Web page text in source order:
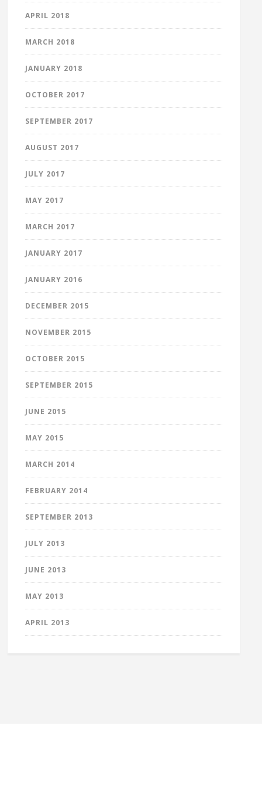
APRIL 2018
MARCH 2018
JANUARY 2018
OCTOBER 2017
SEPTEMBER 2017
AUGUST 2017
JULY 2017
MAY 2017
MARCH 2017
JANUARY 2017
JANUARY 2016
DECEMBER 2015
NOVEMBER 2015
OCTOBER 2015
SEPTEMBER 2015
JUNE 2015
MAY 2015
MARCH 2014
FEBRUARY 2014
SEPTEMBER 2013
JULY 2013
JUNE 2013
MAY 2013
APRIL 2013